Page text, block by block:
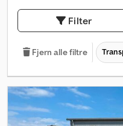
Filter
Fjern alle filtre